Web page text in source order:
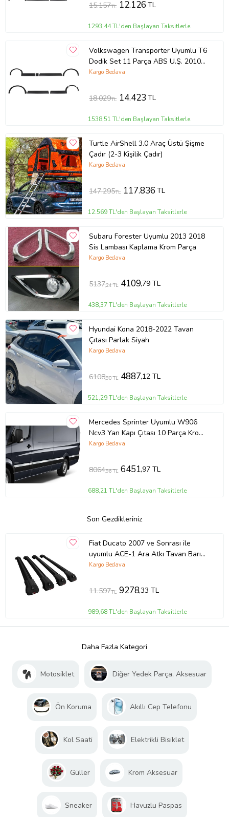
15.157TL 12.126TL
1293,44 TL'den Başlayan Taksitlerle
Volkswagen Transporter Uyumlu T6
Dodik Set 11 Parça ABS U.Ş. 2010
2014 Model Arası
Kargo Bedava
18.029TL 14.423TL
1538,51 TL'den Başlayan Taksitlerle
Turtle AirShell 3.0 Araç Üstü Şişme
Çadır (2-3 Kişilik Çadır)
Kargo Bedava
147.295TL 117.836TL
12.569 TL'den Başlayan Taksitlerle
Subaru Forester Uyumlu 2013 2018
Sis Lambası Kaplama Krom Parça
Kargo Bedava
5137,24 TL 4109,79 TL
438,37 TL'den Başlayan Taksitlerle
Hyundai Kona 2018-2022 Tavan
Çıtası Parlak Siyah
Kargo Bedava
6108,90 TL 4887,12 TL
521,29 TL'den Başlayan Taksitlerle
Mercedes Sprinter Uyumlu W906
Ncv3 Yan Kapı Çıtası 10 Parça Krom
(Extra Uzun) 2006 Ve Sonrası
Kargo Bedava
8064,96 TL 6451,97 TL
688,21 TL'den Başlayan Taksitlerle
Son Gezdikleriniz
Fiat Ducato 2007 ve Sonrası ile
uyumlu ACE-1 Ara Atkı Tavan Barı
SİYAH 4 ADET BAR
Kargo Bedava
11.597TL 9278,33 TL
989,68 TL'den Başlayan Taksitlerle
Daha Fazla Kategori
Motosiklet Diğer Yedek Parça, Aksesuar
Ön Koruma Akıllı Cep Telefonu
Kol Saati Elektrikli Bisiklet
Güller Krom Aksesuar
Sneaker Havuzlu Paspas